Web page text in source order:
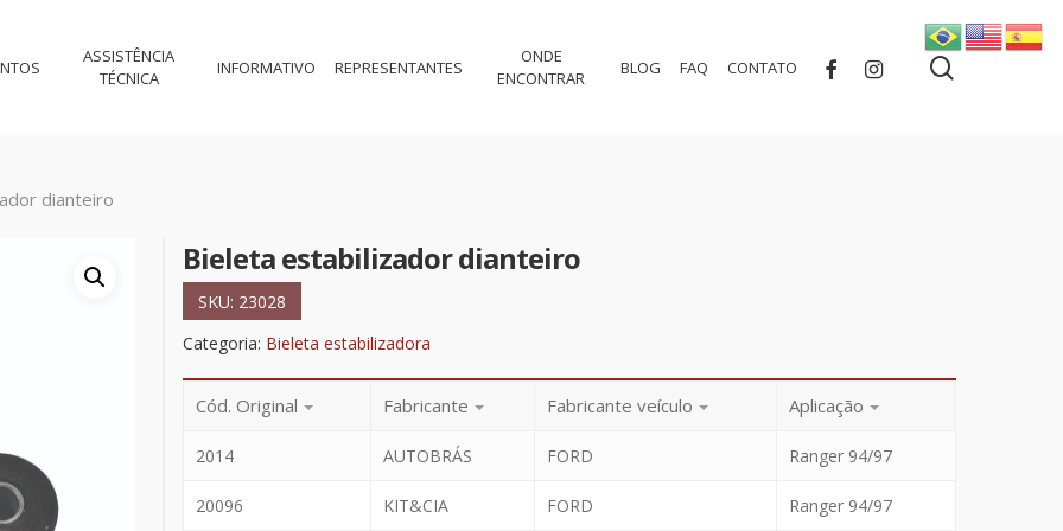
ASSISTÊNCIA
TÉCNICA
INFORMATIVO REPRESENTANTES
ONDE
ENCONTRAR
BLOG FAQ CONTATO FACEBOOKINSTAGRAM
dianteiro
Bieleta estabilizador dianteiro
SKU: 23028
Categoria: Bieleta estabilizadora
Cód. Original Fabricante Fabricante veículo Aplicação
2014 AUTOBRÁS FORD Ranger 94/97
20096 KIT&CIA FORD Ranger 94/97